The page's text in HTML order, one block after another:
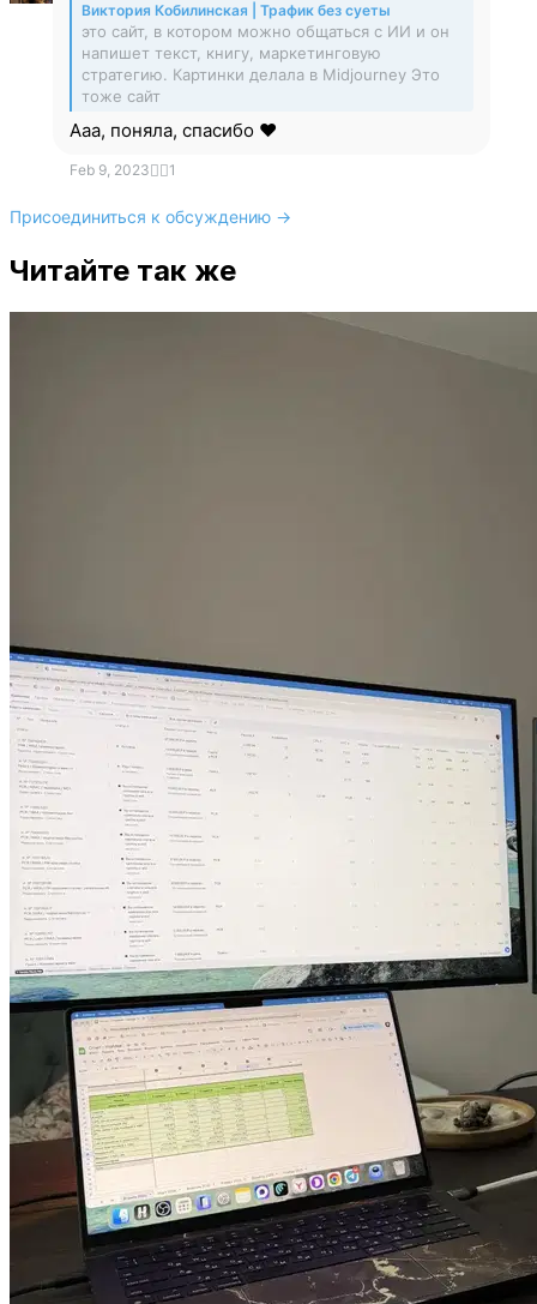
Виктория Кобилинская | Трафик без суеты
это сайт, в котором можно общаться с ИИ и он
напишет текст, книгу, маркетинговую
стратегию. Картинки делала в Midjourney Это
тоже сайт
Ааа, поняла, спасибо ❤️
Feb 9, 2023❤‍🔥1
Присоединиться к обсуждению →
Читайте так же